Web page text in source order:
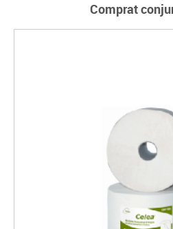
Comprat